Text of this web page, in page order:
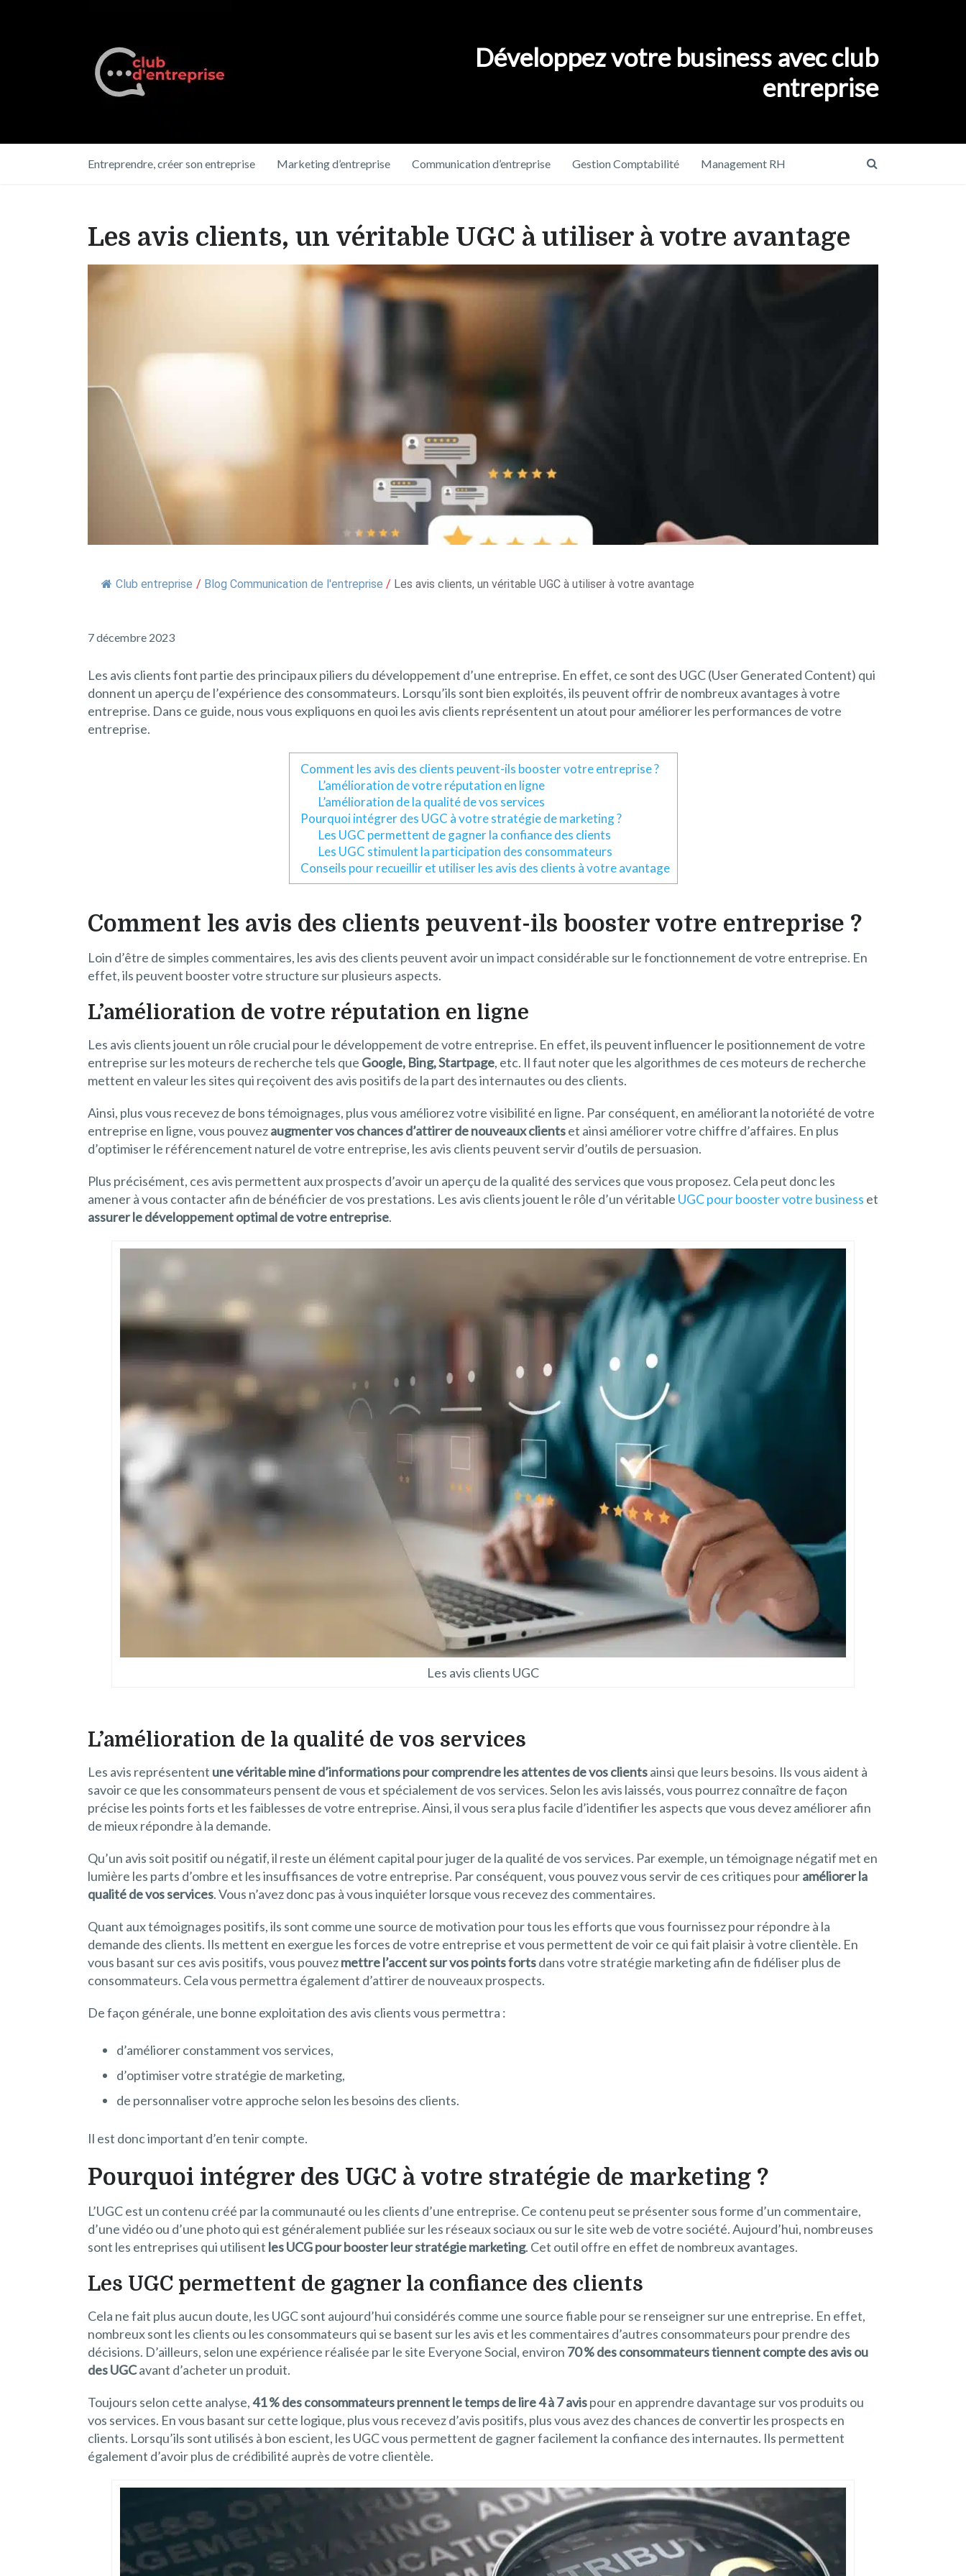
Développez votre business avec club
entreprise
Entreprendre, créer son entreprise Marketing d’entreprise Communication d’entreprise Gestion Comptabilité Management RH
Les avis clients, un véritable UGC à utiliser à votre avantage
Club entreprise / Blog Communication de l'entreprise / Les avis clients, un véritable UGC à utiliser à votre avantage
7 décembre 2023
Les avis clients font partie des principaux piliers du développement d’une entreprise. En effet, ce sont des UGC (User Generated Content) qui
donnent un aperçu de l’expérience des consommateurs. Lorsqu’ils sont bien exploités, ils peuvent offrir de nombreux avantages à votre
entreprise. Dans ce guide, nous vous expliquons en quoi les avis clients représentent un atout pour améliorer les performances de votre
entreprise.
Comment les avis des clients peuvent-ils booster votre entreprise ?
L’amélioration de votre réputation en ligne
L’amélioration de la qualité de vos services
Pourquoi intégrer des UGC à votre stratégie de marketing ?
Les UGC permettent de gagner la confiance des clients
Les UGC stimulent la participation des consommateurs
Conseils pour recueillir et utiliser les avis des clients à votre avantage
Comment les avis des clients peuvent-ils booster votre entreprise ?
Loin d’être de simples commentaires, les avis des clients peuvent avoir un impact considérable sur le fonctionnement de votre entreprise. En
effet, ils peuvent booster votre structure sur plusieurs aspects.
L’amélioration de votre réputation en ligne
Les avis clients jouent un rôle crucial pour le développement de votre entreprise. En effet, ils peuvent influencer le positionnement de votre
entreprise sur les moteurs de recherche tels que Google, Bing, Startpage, etc. Il faut noter que les algorithmes de ces moteurs de recherche
mettent en valeur les sites qui reçoivent des avis positifs de la part des internautes ou des clients.
Ainsi, plus vous recevez de bons témoignages, plus vous améliorez votre visibilité en ligne. Par conséquent, en améliorant la notoriété de votre
entreprise en ligne, vous pouvezaugmenter vos chances d’attirer de nouveaux clientset ainsi améliorer votre chiffre d’affaires. En plus
d’optimiser le référencement naturel de votre entreprise, les avis clients peuvent servir d’outils de persuasion.
Plus précisément, ces avis permettent aux prospects d’avoir un aperçu de la qualité des services que vous proposez. Cela peut donc les
amener à vous contacter afin de bénéficier de vos prestations. Les avis clients jouent le rôle d’un véritable UGC pour booster votre business et
assurer le développement optimal de votre entreprise.
Les avis clients UGC
L’amélioration de la qualité de vos services
Les avis représentent une véritablemine d’informations pour comprendre les attentes de vos clientsainsi que leurs besoins. Ils vous aident à
savoir ce que les consommateurs pensent de vous et spécialement de vos services. Selon les avis laissés, vous pourrez connaître de façon
précise les points forts et les faiblesses de votre entreprise. Ainsi, il vous sera plus facile d’identifier les aspects que vous devez améliorer afin
de mieux répondre à la demande.
Qu’un avis soit positif ou négatif, il reste un élément capital pour juger de la qualité de vos services. Par exemple, un témoignage négatif met en
lumière les parts d’ombre et les insuffisances de votre entreprise. Par conséquent, vous pouvez vous servir de ces critiques pouraméliorer la
qualité de vos services. Vous n’avez donc pas à vous inquiéter lorsque vous recevez des commentaires.
Quant aux témoignages positifs, ils sont comme une source de motivation pour tous les efforts que vous fournissez pour répondre à la
demande des clients. Ils mettent en exergue les forces de votre entreprise et vous permettent de voir ce qui fait plaisir à votre clientèle. En
vous basant sur ces avis positifs, vous pouvezmettre l’accent sur vos points fortsdans votre stratégie marketing afin de fidéliser plus de
consommateurs. Cela vous permettra également d’attirer de nouveaux prospects.
De façon générale, une bonne exploitation des avis clients vous permettra :
d’améliorer constamment vos services,
d’optimiser votre stratégie de marketing,
de personnaliser votre approche selon les besoins des clients.
Il est donc important d’en tenir compte.
Pourquoi intégrer des UGC à votre stratégie de marketing ?
L’UGC est un contenu créé par la communauté ou les clients d’une entreprise. Ce contenu peut se présenter sous forme d’un commentaire,
d’une vidéo ou d’une photo qui est généralement publiée sur les réseaux sociaux ou sur le site web de votre société. Aujourd’hui, nombreuses
sont les entreprises qui utilisent les UCG pour booster leur stratégie marketing. Cet outil offre en effet de nombreux avantages.
Les UGC permettent de gagner la confiance des clients
Cela ne fait plus aucun doute, les UGC sont aujourd’hui considérés comme une source fiable pour se renseigner sur une entreprise. En effet,
nombreux sont les clients ou les consommateurs qui se basent sur les avis et les commentaires d’autres consommateurs pour prendre des
décisions. D’ailleurs, selon une expérience réalisée par le site Everyone Social, environ 70 % des consommateurs tiennent compte des avis ou
des UGCavant d’acheter un produit.
Toujours selon cette analyse,41 % des consommateurs prennent le temps de lire 4 à 7 avispour en apprendre davantage sur vos produits ou
vos services. En vous basant sur cette logique, plus vous recevez d’avis positifs, plus vous avez des chances de convertir les prospects en
clients. Lorsqu’ils sont utilisés à bon escient, les UGC vous permettent de gagner facilement la confiance des internautes. Ils permettent
également d’avoir plus de crédibilité auprès de votre clientèle.